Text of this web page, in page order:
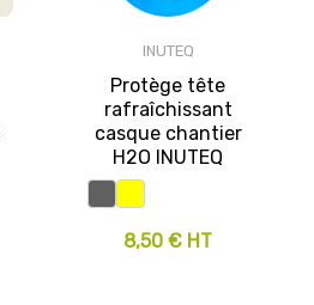
INUTEQ
Protège tête
rafraîchissant
casque chantier
H2O INUTEQ
8,50 € HT